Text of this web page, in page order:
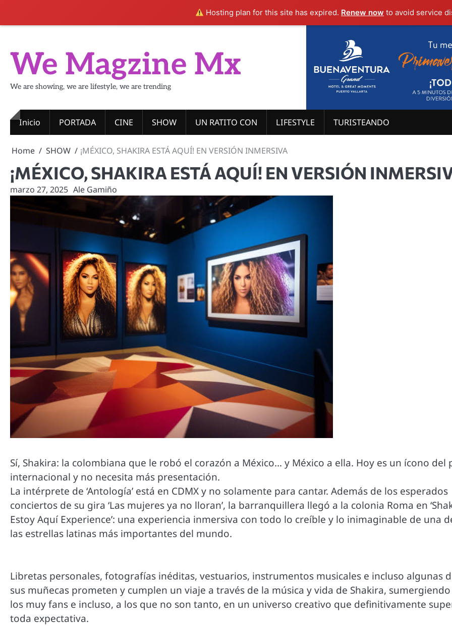
Hosting plan for this site has expired. Renew now to avoid service
content
We Magzine Mx
We are showing, we are lifestyle, we are trending
Inicio PORTADA CINE SHOW UN RATITO CON LIFESTYLE TURISTEANDO
Home SHOW ¡MÉXICO, SHAKIRA ESTÁ AQUÍ! EN VERSIÓN INMERSIVA
¡MÉXICO, SHAKIRA ESTÁ AQUÍ! EN VERSIÓN
marzo 27, 2025 Ale Gamiño
Sí, Shakira: la colombiana que le robó el corazón a México… y México a ella. Hoy es un ícono del
internacional y no necesita más presentación.
La intérprete de ‘Antología’ está en CDMX y no solamente para cantar. Además de los esperados
conciertos de su gira ‘Las mujeres ya no lloran’, la barranquillera llegó a la colonia Roma en
Estoy Aquí Experience’: una experiencia inmersiva con todo lo creíble y lo inimaginable de una
las estrellas latinas más importantes del mundo.
Libretas personales, fotografías inéditas, vestuarios, instrumentos musicales e incluso algunas
sus muñecas prometen y cumplen un viaje a través de la música y vida de Shakira,
los muy fans e incluso, a los que no son tanto, en un universo creativo que definitivamente
toda expectativa.